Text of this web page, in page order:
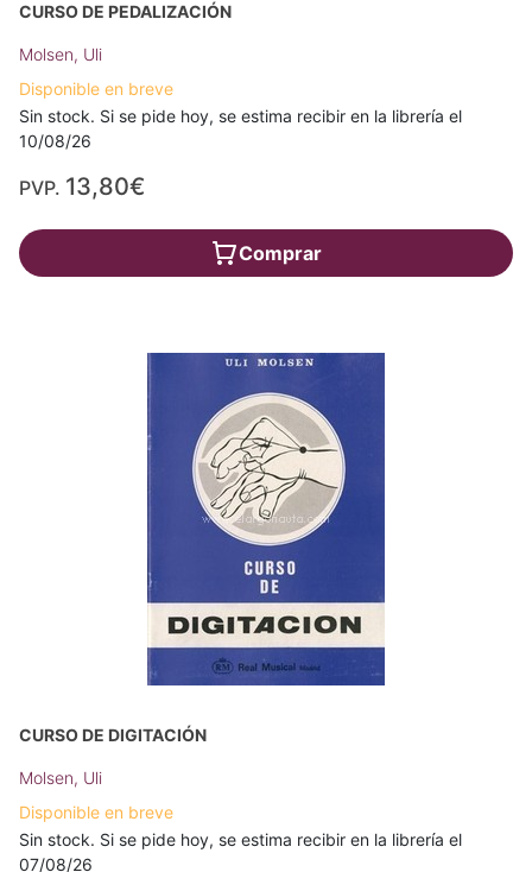
CURSO DE PEDALIZACIÓN
Molsen, Uli
Disponible en breve
Sin stock. Si se pide hoy, se estima recibir en la librería el
10/08/26
PVP. 13,80€
Comprar
CURSO DE DIGITACIÓN
Molsen, Uli
Disponible en breve
Sin stock. Si se pide hoy, se estima recibir en la librería el
07/08/26